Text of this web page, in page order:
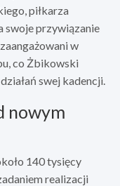
piłkarza
swoje przywiązanie
w
co Żbikowski
swej kadencji.
nowym
140 tysięcy
realizacji